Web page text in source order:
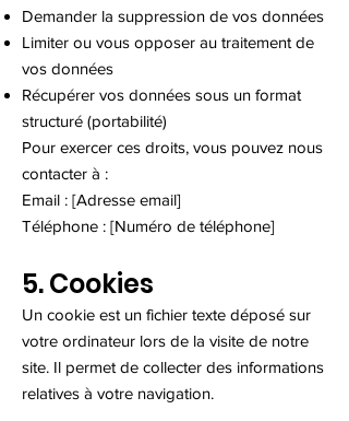
Demander la suppression de vos données
Limiter ou vous opposer au traitement de
vos données
Récupérer vos données sous un format
structuré (portabilité)
Pour exercer ces droits, vous pouvez nous
contacter à :
Email : [Adresse email]
Téléphone : [Numéro de téléphone]
5. Cookies
Un cookie est un fichier texte déposé sur
votre ordinateur lors de la visite de notre
site. Il permet de collecter des informations
relatives à votre navigation.